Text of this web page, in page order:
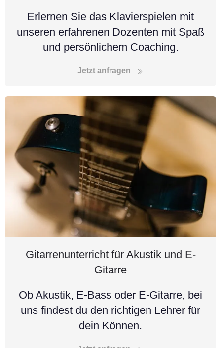
Erlernen Sie das Klavierspielen mit
unseren erfahrenen Dozenten mit Spaß
und persönlichem Coaching.
Jetzt anfragen
Gitarrenunterricht für Akustik und E-
Gitarre
Ob Akustik, E-Bass oder E-Gitarre, bei
uns findest du den richtigen Lehrer für
dein Können.